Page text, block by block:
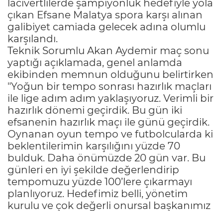
lacivertlilerde şampiyonluk hedefiyle yola
çıkan Efsane Malatya spora karşı alınan
galibiyet camiada gelecek adına olumlu
karşılandı.
Teknik Sorumlu Akan Aydemir maç sonu
yaptığı açıklamada, genel anlamda
ekibinden memnun olduğunu belirtirken
"Yoğun bir tempo sonrası hazırlık maçları
ile lige adım adım yaklaşıyoruz. Verimli bir
hazırlık dönemi geçirdik. Bu gün iki
efsanenin hazırlık maçı ile günü geçirdik.
Oynanan oyun tempo ve futbolcularda ki
beklentilerimin karşılığını yüzde 70
bulduk. Daha önümüzde 20 gün var. Bu
günleri en iyi şekilde değerlendirip
tempomuzu yüzde 100’lere çıkarmayı
planlıyoruz. Hedefimiz belli, yönetim
kurulu ve çok değerli onursal başkanımız